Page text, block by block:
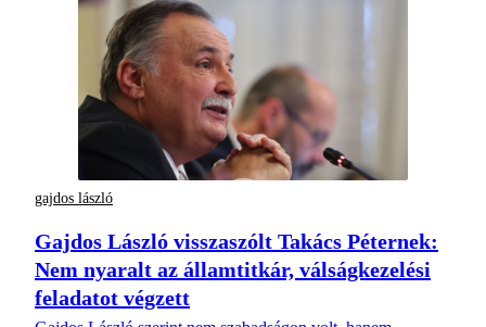
gajdos lászló
Gajdos László visszaszólt Takács Péternek:
Nem nyaralt az államtitkár, válságkezelési
feladatot végzett